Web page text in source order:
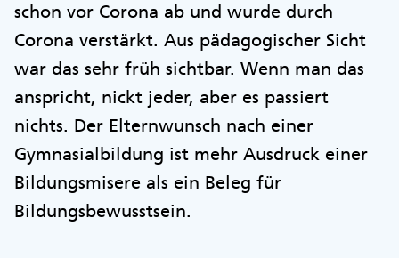
schon vor Corona ab und wurde durch
Corona verstärkt. Aus pädagogischer Sicht
war das sehr früh sichtbar. Wenn man das
anspricht, nickt jeder, aber es passiert
nichts. Der Elternwunsch nach einer
Gymnasialbildung ist mehr Ausdruck einer
Bildungsmisere als ein Beleg für
Bildungsbewusstsein.